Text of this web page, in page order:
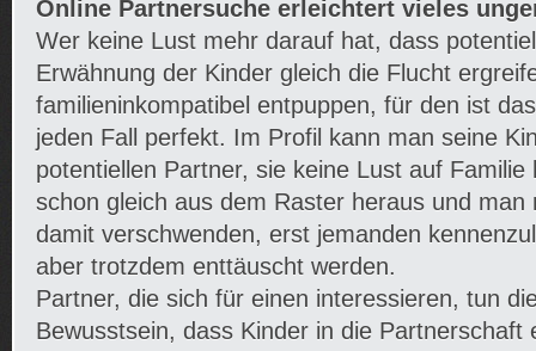
Online Partnersuche erleichtert vieles
Wer keine Lust mehr darauf hat, dass
Erwähnung der Kinder gleich die Flucht
familieninkompatibel entpuppen, für den ist das
jeden Fall perfekt. Im Profil kann man seine
potentiellen Partner, sie keine Lust auf Familie
schon gleich aus dem Raster heraus und man
damit verschwenden, erst jemanden
aber trotzdem enttäuscht werden.
Partner, die sich für einen interessieren, tun
Bewusstsein, dass Kinder in die Partnerschaft